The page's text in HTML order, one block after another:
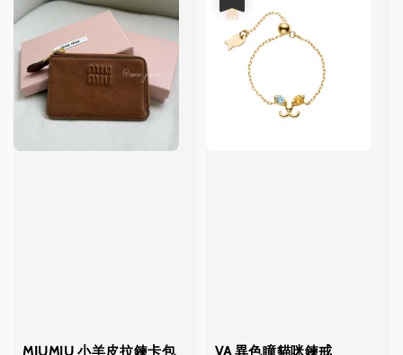
MIUMIU 小羊皮拉鍊卡包 VA 異色瞳貓咪鍊戒